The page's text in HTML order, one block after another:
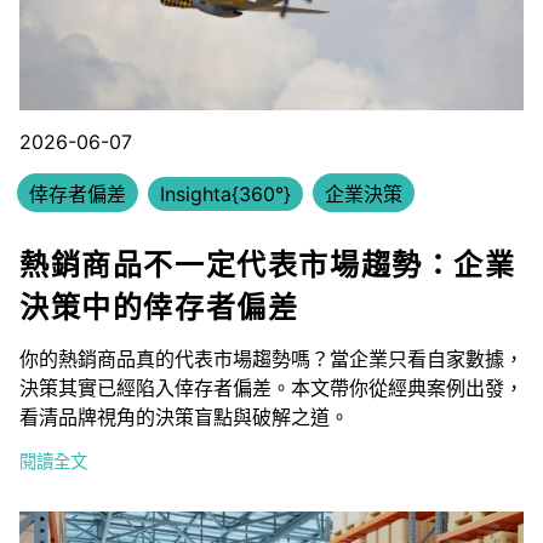
2026-06-07
倖存者偏差 Insighta{360°} 企業決策
熱銷商品不一定代表市場趨勢：企業
決策中的倖存者偏差
你的熱銷商品真的代表市場趨勢嗎？當企業只看自家數據，
決策其實已經陷入倖存者偏差。本文帶你從經典案例出發，
看清品牌視角的決策盲點與破解之道。
閱讀全文